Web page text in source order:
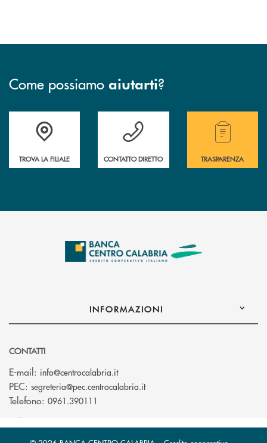
Come possiamo aiutarti?
Accedi all' elenco completo delle filiali .
TROVA LA FILIALE
Hai bisogno di assistenza immediata ?
CONTATTO DIRETTO
Hai bisogno di
TRASPARENZA
INFORMAZIONI
CONTATTI
E-mail: info@centrocalabria.it(si apre l’app di posta elettronica)
PEC: segreteria@pec.centrocalabria.it(si apre l’app di posta
Telefono: 0961.390111